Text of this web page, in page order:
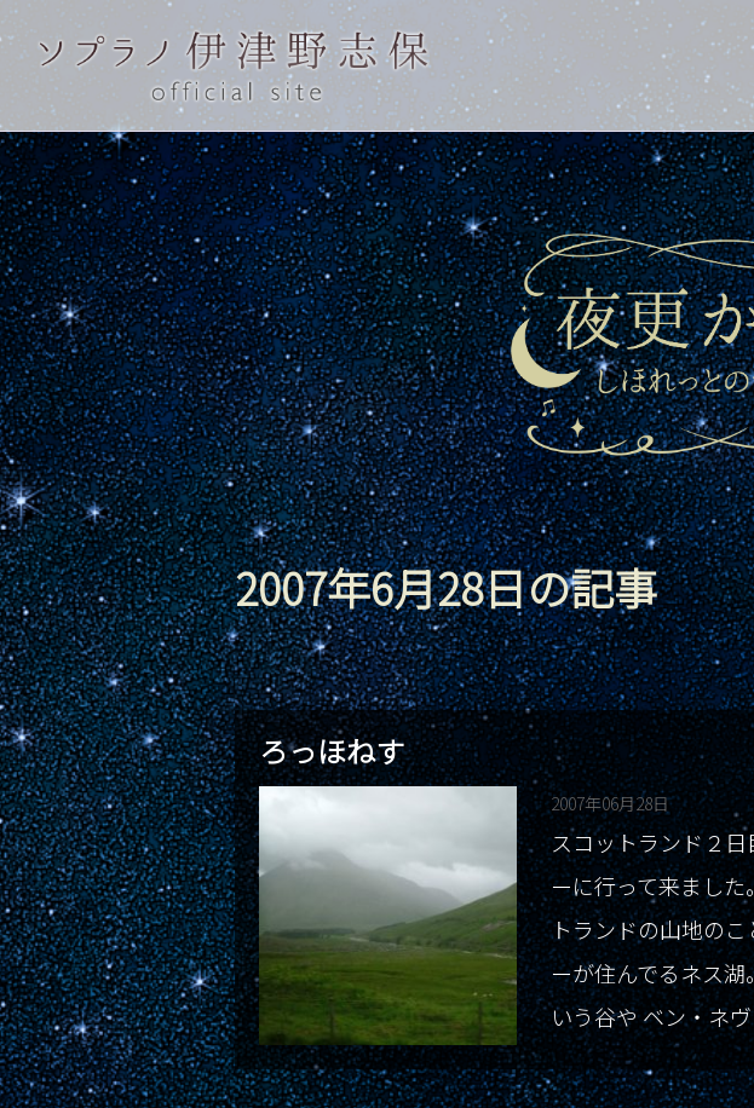
2007年6月28日の記事
ろっほねす
2007年06月28日
スコットランド２
ーに行って来まし
トランドの山地の
ーが住んでるネス
いう谷や ベン・ネ